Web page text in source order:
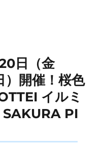
日（金
）開催！桜色
イルミ
PI